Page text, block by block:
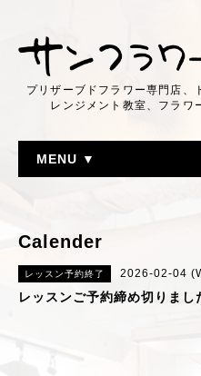
プリザーブドフラワー専門店、
レンジメント教室、フラワ
MENU ▼
Calender
レッスン予約終了 2026-02-04
レッスンご予約締め切りまし